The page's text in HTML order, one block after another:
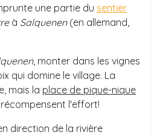
une partie du sentier
à Salquenen (en allemand,
, monter dans les vignes
qui domine le village. La
mais la place de pique-nique
récompensent l'effort!
direction de la rivière